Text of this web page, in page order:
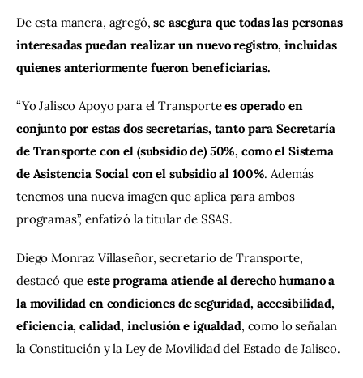
De esta manera, agregó, se asegura que todas las personas
interesadas puedan realizar un nuevo registro, incluidas
quienes anteriormente fueron beneficiarias.
“Yo Jalisco Apoyo para el Transporte es operado en
conjunto por estas dos secretarías, tanto para Secretaría
de Transporte con el (subsidio de) 50%, como el Sistema
de Asistencia Social con el subsidio al 100%. Además
tenemos una nueva imagen que aplica para ambos
programas”, enfatizó la titular de SSAS.
Diego Monraz Villaseñor, secretario de Transporte,
destacó que este programa atiende al derecho humano a
la movilidad en condiciones de seguridad, accesibilidad,
eficiencia, calidad, inclusión e igualdad, como lo señalan
la Constitución y la Ley de Movilidad del Estado de Jalisco.